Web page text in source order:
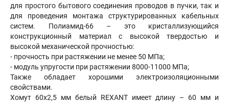
для простого бытового соединения проводов в пучки, так и
для проведения монтажа структурированных кабельных
систем. Полиамид-66 – это кристаллизующийся
конструкционный материал с высокой твердостью и
высокой механической прочностью:
- прочность при растяжении не менее 50 МПа;
- модуль упругости при растяжении 8000-11000 МПа;
Также обладает хорошими электроизоляционными
свойствами.
Хомут 60х2,5 мм белый REXANT имеет длину – 60 мм и